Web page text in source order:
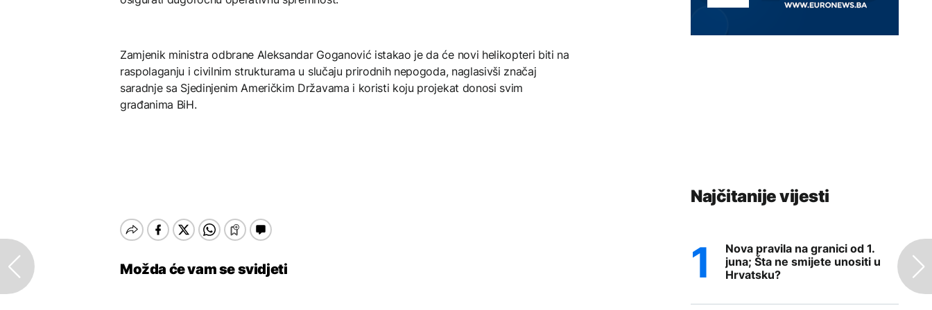
Zamjenik ministra odbrane Aleksandar Goganović istakao je da će novi helikopteri biti na
raspolaganju i civilnim strukturama u slučaju prirodnih nepogoda, naglasivši značaj
saradnje sa Sjedinjenim Američkim Državama i koristi koju projekat donosi svim
građanima BiH.
Možda će vam se svidjeti
Najčitanije vijesti
Nova pravila na granici od 1.
juna; Šta ne smijete unositi u
Hrvatsku?